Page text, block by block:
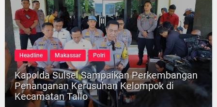
Headline Makassar Polri
Kapolda Sulsel Sampaikan Perkembangan
Penanganan Kerusuhan Kelompok di
Kecamatan Tallo